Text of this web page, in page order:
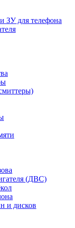
ЗУ для телефона
(ДВС)
и дисков